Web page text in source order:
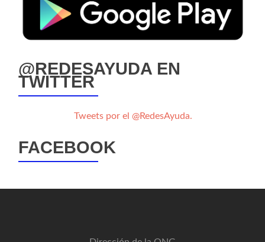
@REDESAYUDA EN
TWITTER
Tweets por el @RedesAyuda.
FACEBOOK